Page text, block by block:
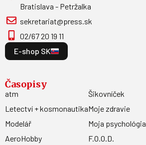
Bratislava - Petržalka
sekretariat@press.sk
02/67 20 19 11
E-shop SK
Časopisy
atm
Letectví + kosmonautika
Modelář
AeroHobby
Šikovníček
Moje zdravie
Moja psychológia
F.O.O.D.